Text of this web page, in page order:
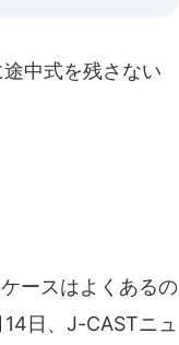
中式を残さない
ースはよくあるの
日、J-CASTニュ